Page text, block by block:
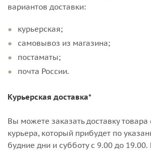
вариантов доставки:
курьерская;
самовывоз из магазина;
постаматы;
почта России.
Курьерская доставка*
Вы можете заказать доставку
курьера, который прибудет по
будние дни и субботу с 9.00 до 19.00.